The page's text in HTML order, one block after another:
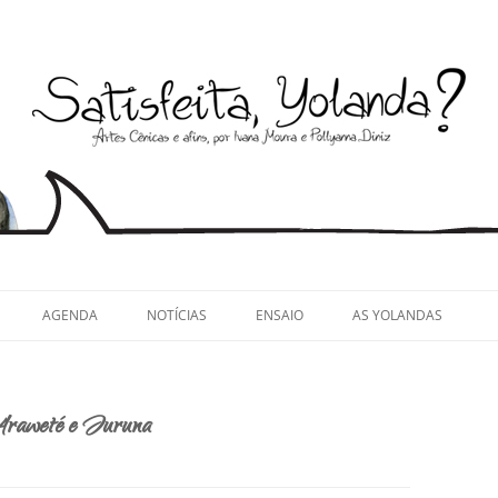
AGENDA NOTÍCIAS ENSAIO AS YOLANDAS
e Juruna